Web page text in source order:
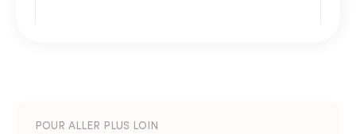
POUR ALLER PLUS LOIN